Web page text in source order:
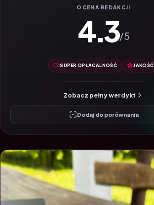
OCENA REDAKCJI
4.3/5
SUPER OPŁACALNOŚĆ JAKOŚĆ
Zobacz pełny werdykt
Dodaj do porównania